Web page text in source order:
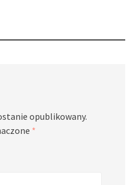
opublikowany.
*